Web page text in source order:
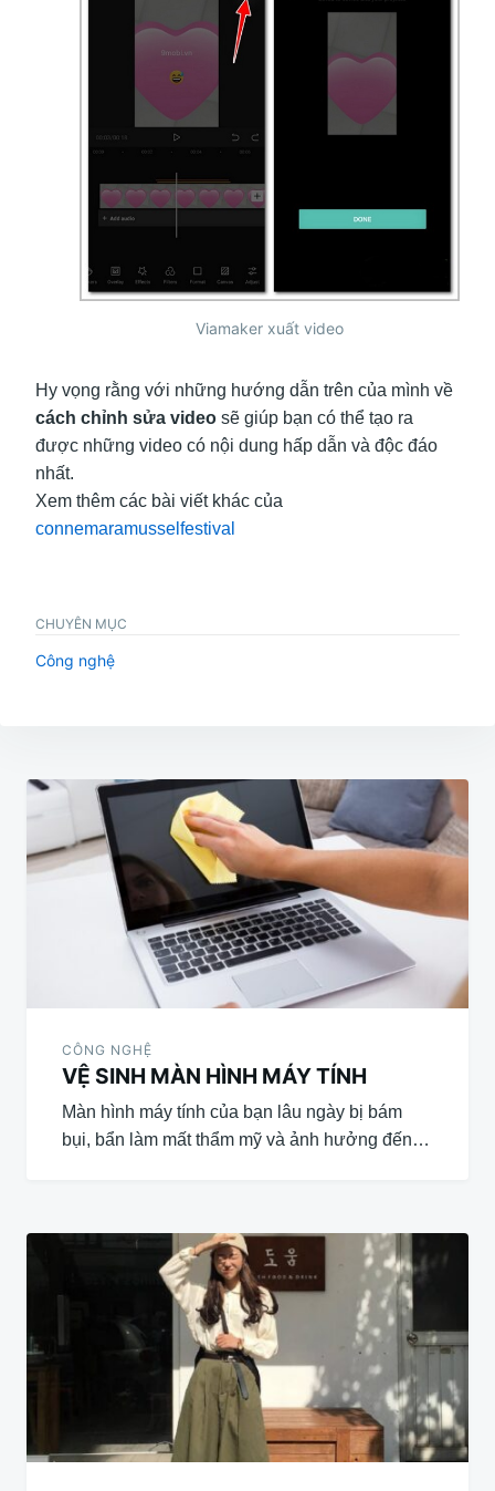
Viamaker xuất video
Hy vọng rằng với những hướng dẫn trên của mình về
cách chỉnh sửa video sẽ giúp bạn có thể tạo ra
được những video có nội dung hấp dẫn và độc đáo
nhất.
Xem thêm các bài viết khác của
connemaramusselfestival
CHUYÊN MỤC
Công nghệ
Điều
hướng
bài
viết
CÔNG NGHỆ
VỆ SINH MÀN HÌNH MÁY TÍNH
Màn hình máy tính của bạn lâu ngày bị bám
bụi, bẩn làm mất thẩm mỹ và ảnh hưởng đến…